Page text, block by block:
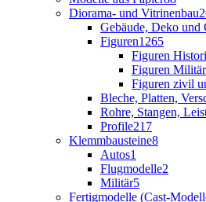
Diorama- und Vitrinenbau
Gebäude, Deko und
Figuren1265
Figuren
Figuren Militär
Figuren zivil
Bleche, Platten,
Rohre, Stangen,
Profile217
Klemmbausteine8
Autos1
Flugmodelle2
Militär5
Fertigmodelle (Cast-